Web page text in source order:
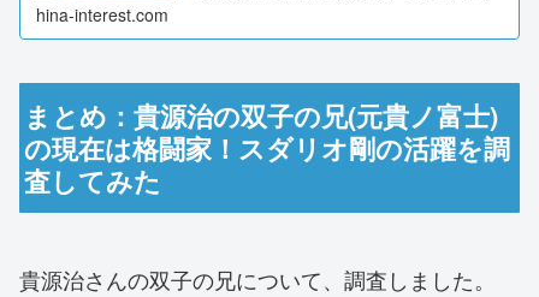
hina-interest.com
まとめ：貴源治の双子の兄(元貴ノ富士)
の現在は格闘家！スダリオ剛の活躍を調
査してみた
貴源治さんの双子の兄について、調査しました。